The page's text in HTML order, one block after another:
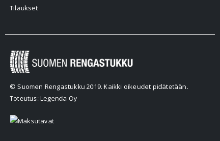
Tilaukset
© Suomen Rengastukku 2019. Kaikki oikeudet pidätetään.
Toteutus: Legenda Oy